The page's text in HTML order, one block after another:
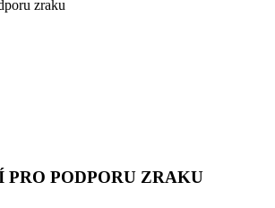
zraku
PRO PODPORU ZRAKU